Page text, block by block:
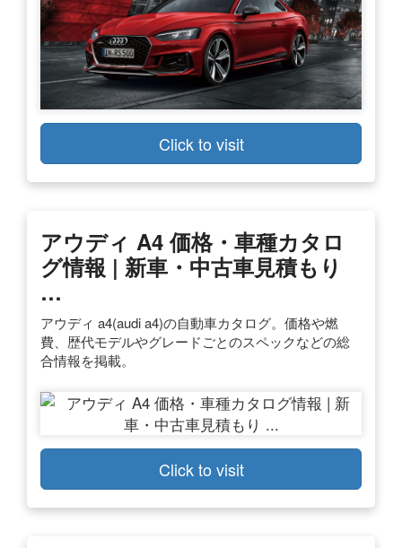
Click to visit
アウディ A4 価格・車種カタロ
グ情報 | 新車・中古車見積もり
…
アウディ a4(audi a4)の自動車カタログ。価格や燃
費、歴代モデルやグレードごとのスペックなどの総
合情報を掲載。
Click to visit